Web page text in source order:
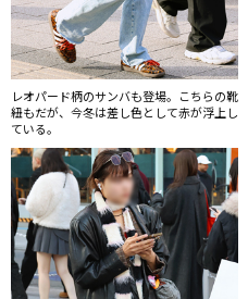
レオパード柄のサンバも登場。こちらの靴
紐もだが、今冬は差し色として赤が浮上し
ている。